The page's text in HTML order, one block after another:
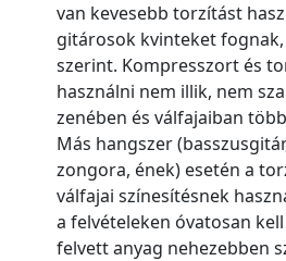
van kevesebb torzítást
gitárosok kvinteket
szerint. Kompresszort és
használni nem illik, nem
zenében és válfajaiban
Más hangszer
zongora, ének) esetén a
válfajai színesítésnek
a felvételeken óvatosan
felvett anyag nehezebben